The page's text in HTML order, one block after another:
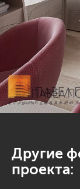
Другие
проекта: